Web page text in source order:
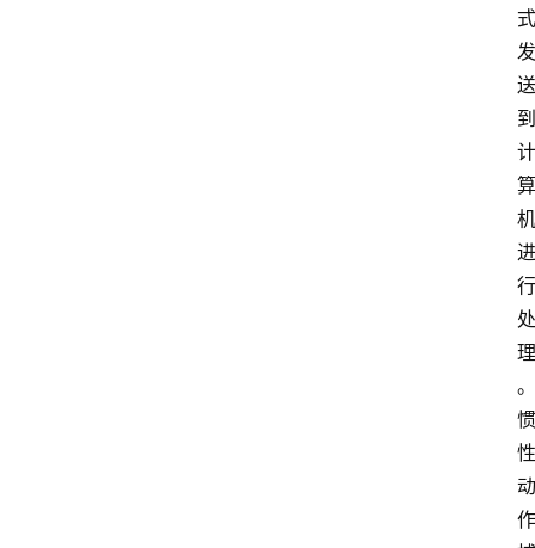
式
发
送
到
计
算
机
进
行
处
理
。
惯
性
动
作